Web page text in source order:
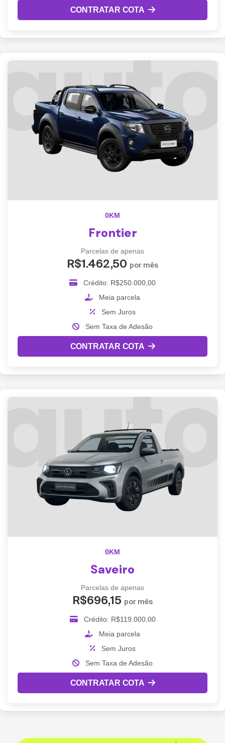
CONTRATAR COTA
0KM
Frontier
Parcelas de apenas
R$1.462,50 por mês
Crédito: R$250.000,00
Meia parcela
Sem Juros
Sem Taxa de Adesão
CONTRATAR COTA
0KM
Saveiro
Parcelas de apenas
R$696,15 por mês
Crédito: R$119.000,00
Meia parcela
Sem Juros
Sem Taxa de Adesão
CONTRATAR COTA